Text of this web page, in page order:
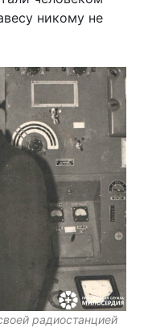
никому не
радиостанцией